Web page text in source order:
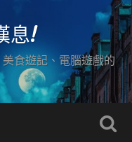
息!
食遊記、電腦遊戲的